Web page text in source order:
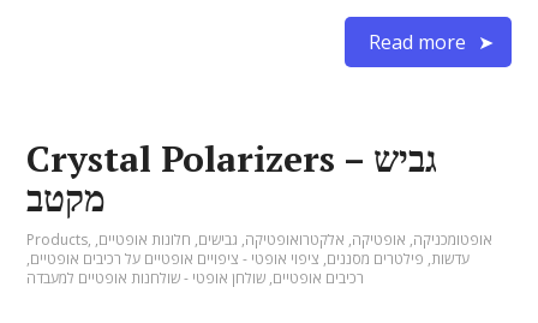
Read more
Crystal Polarizers – גביש
מקטב
Products, אופטומכניקה, אופטיקה, אלקטרואופטיקה, גבישים, חלונות אופטיים,
עדשות, פילטרים מסננים, ציפוי אופטי - ציפויים אופטיים על רכיבים אופטיים,
רכיבים אופטיים, שולחן אופטי - שולחנות אופטיים למעבדה